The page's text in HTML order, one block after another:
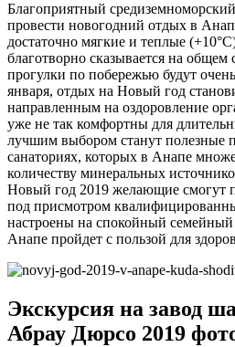
Благоприятный
провести новогодний отдых в
достаточно мягкие и теплые
благотворно сказывается на
прогулки по побережью будут
января, отдых на Новый год
направленным на оздоровление
уже не так комфортны для
лучшим выбором станут полезные
санаториях, которых в Анапе
количеству минеральных
Новый год 2019 желающие смогут
под присмотром
настроены на спокойный
Анапе пройдет с пользой для
Экскурсия на завод
Абрау Дюрсо 2019